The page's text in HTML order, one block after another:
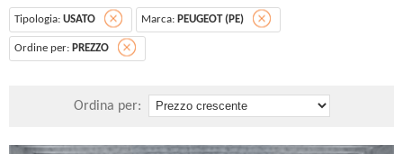
Tipologia: USATO Marca: PEUGEOT (PE)
Ordine per: PREZZO
Ordina per: